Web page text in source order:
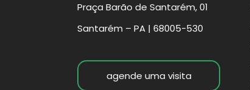
Praça Barão de Santarém, 01
Santarém – PA | 68005-530
agende uma visita